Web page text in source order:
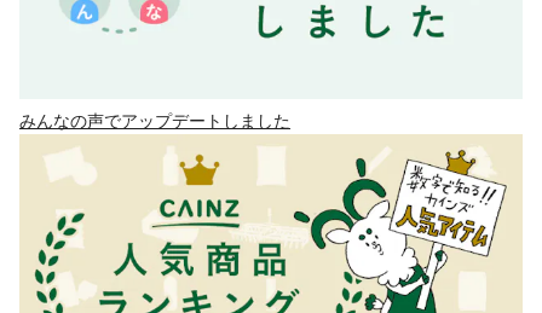
みんなの声でアップデートしました